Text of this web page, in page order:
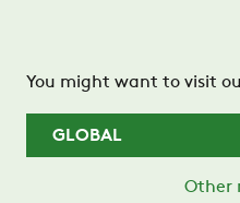
You might want to visit
GLOBAL
Other